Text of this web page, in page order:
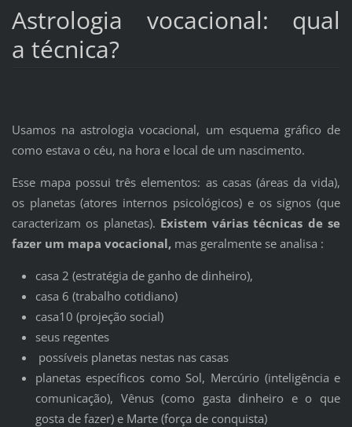
Astrologia vocacional: qual
a técnica?
Usamos na astrologia vocacional, um esquema gráfico de
como estava o céu, na hora e local de um nascimento.
Esse mapa possui três elementos: as casas (áreas da vida),
os planetas (atores internos psicológicos) e os signos (que
caracterizam os planetas). Existem várias técnicas de se
fazer um mapa vocacional,mas geralmente se analisa :
casa 2 (estratégia de ganho de dinheiro),
casa 6 (trabalho cotidiano)
casa10 (projeção social)
seus regentes
possíveis planetas nestas nas casas
planetas específicos como Sol, Mercúrio (inteligência e
comunicação), Vênus (como gasta dinheiro e o que
gosta de fazer) e Marte (força de conquista)